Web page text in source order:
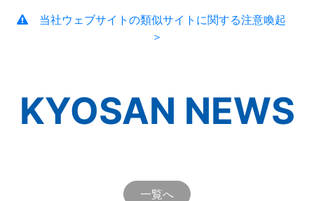
当社ウェブサイトの類似サイトに関する注意喚起
＞
KYOSAN NEWS
一覧へ